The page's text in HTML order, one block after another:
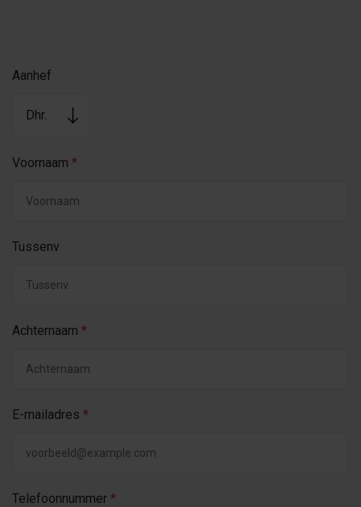
Aanhef
Voornaam *
Tussenv
Achternaam *
E-mailadres *
Telefoonnummer *